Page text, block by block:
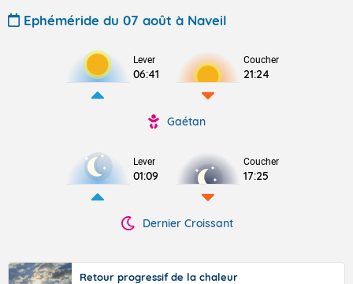
Ephéméride du 07 août à Naveil
Lever
06:41
Coucher
21:24
Gaétan
Lever
01:09
Coucher
17:25
Dernier Croissant
Retour progressif de la chaleur